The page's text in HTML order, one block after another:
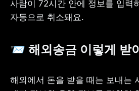
사람이 72시간 안에 정보를 입력
자동으로 취소돼요.
📨 해외송금 이렇게 받
해외에서 돈을 받을 때는 보내는